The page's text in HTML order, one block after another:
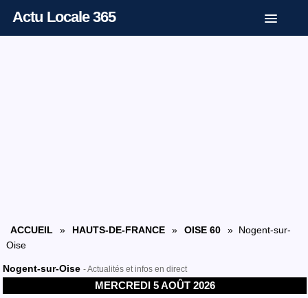
Actu Locale 365
ACCUEIL » HAUTS-DE-FRANCE » OISE 60
» Nogent-sur-
Oise
Nogent-sur-Oise - Actualités et infos en direct
MERCREDI 5 AOÛT 2026